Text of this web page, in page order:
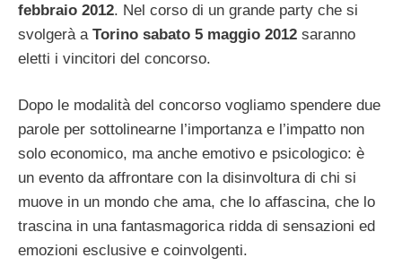
febbraio 2012. Nel corso di un grande party che si
svolgerà aTorino sabato 5 maggio 2012 saranno
eletti i vincitori del concorso.
Dopo le modalità del concorso vogliamo spendere due
parole per sottolinearne l’importanza e l’impatto non
solo economico, ma anche emotivo e psicologico: è
un evento da affrontare con la disinvoltura di chi si
muove in un mondo che ama, che lo affascina, che lo
trascina in una fantasmagorica ridda di sensazioni ed
emozioni esclusive e coinvolgenti.